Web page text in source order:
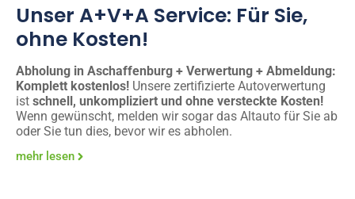
Unser A+V+A Service: Für Sie,
ohne Kosten!
Abholung in Aschaffenburg + Verwertung + Abmeldung:
Komplett kostenlos! Unsere zertifizierte Autoverwertung
ist schnell, unkompliziert und ohne versteckte Kosten!
Wenn gewünscht, melden wir sogar das Altauto für Sie ab
oder Sie tun dies, bevor wir es abholen.
mehr lesen